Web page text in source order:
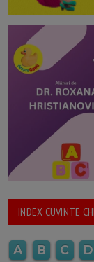
INDEX CUVINTE
A B C D